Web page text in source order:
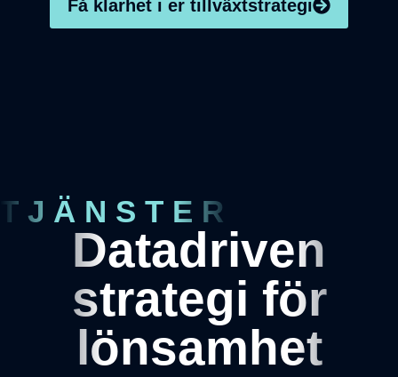
Få klarhet i er tillväxtstrategi
TJÄNSTER
Datadriven
strategi för
lönsamhet